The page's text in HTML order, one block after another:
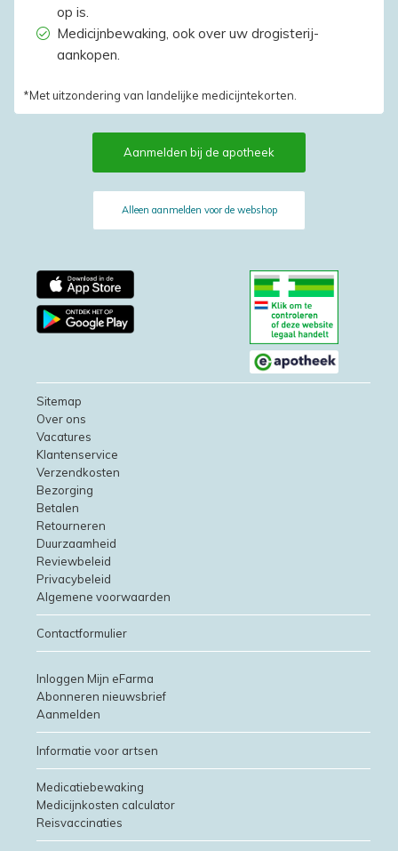
op is.
Medicijnbewaking, ook over uw drogisterij-
aankopen.
*Met uitzondering van landelijke medicijntekorten.
Aanmelden bij de apotheek
Alleen aanmelden voor de webshop
Sitemap
Over ons
Vacatures
Klantenservice
Verzendkosten
Bezorging
Betalen
Retourneren
Duurzaamheid
Reviewbeleid
Privacybeleid
Algemene voorwaarden
Contactformulier
Inloggen Mijn eFarma
Abonneren nieuwsbrief
Aanmelden
Informatie voor artsen
Medicatiebewaking
Medicijnkosten calculator
Reisvaccinaties